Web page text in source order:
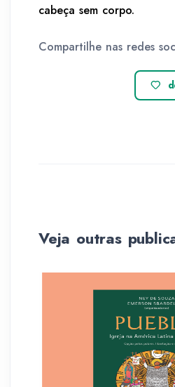
cabeça sem corpo.
Compartilhe nas redes
Veja outras